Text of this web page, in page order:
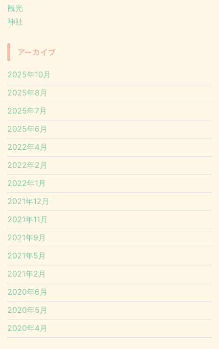
観光
神社
アーカイブ
2025年10月
2025年8月
2025年7月
2025年6月
2022年4月
2022年2月
2022年1月
2021年12月
2021年11月
2021年9月
2021年5月
2021年2月
2020年6月
2020年5月
2020年4月